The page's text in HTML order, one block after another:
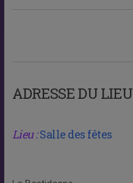
ADRESSE DU LIEU
Lieu :Salle des fêtes